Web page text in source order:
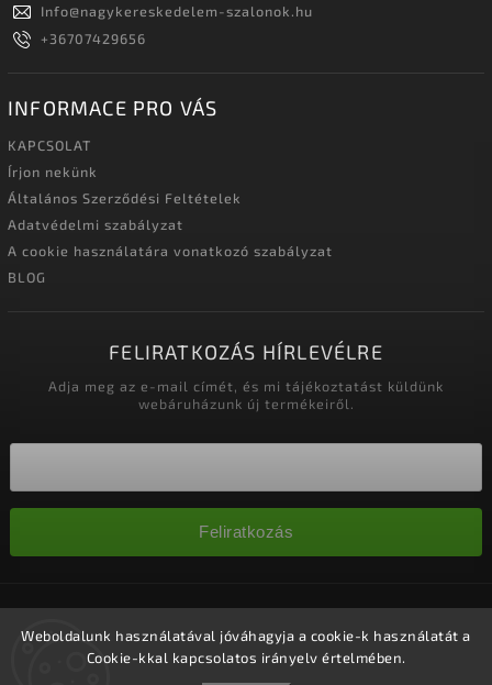
Weboldalunk használatával jóváhagyja a cookie-k használatát a
Cookie-kkal kapcsolatos irányelv értelmében.
Info@nagykereskedelem-szalonok.hu
+36707429656
INFORMACE PRO VÁS
KAPCSOLAT
Írjon nekünk
Általános Szerződési Feltételek
Adatvédelmi szabályzat
A cookie használatára vonatkozó szabályzat
BLOG
FELIRATKOZÁS HÍRLEVÉLRE
Adja meg az e-mail címét, és mi tájékoztatást küldünk
webáruházunk új termékeiről.
Feliratkozás
fenntartva.
Süti beállítások szerkesztése